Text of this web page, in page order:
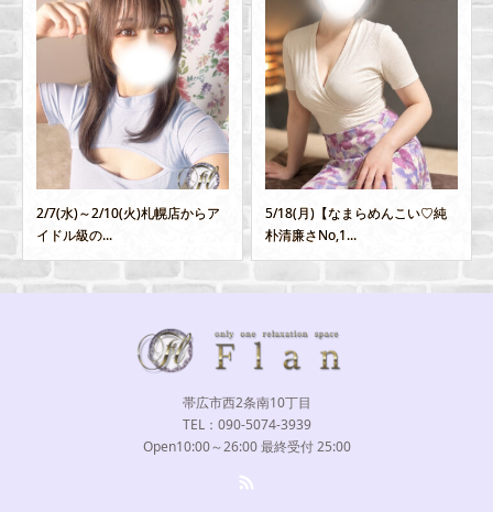
5/18(月)【なまらめんこい♡純
朴清廉さNo,1...
1/20(月)～1/23(木)奇跡の【 神
BODY...
帯広市西2条南10丁目
TEL：090-5074-3939
Open10:00～26:00 最終受付 25:00